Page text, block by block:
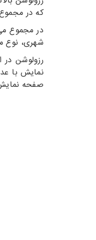
که در
در مجموع
شهری، نوع
رزولوشن
صفحه نمایش